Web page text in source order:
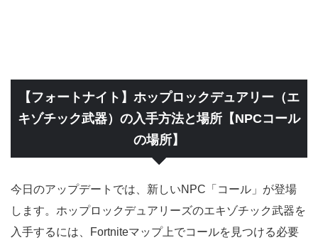
【フォートナイト】ホップロックデュアリー（エ
キゾチック武器）の入手方法と場所【NPCコール
の場所】
今日のアップデートでは、新しいNPC「コール」が登場
します。ホップロックデュアリーズのエキゾチック武器を
入手するには、Fortniteマップ上でコールを見つける必要